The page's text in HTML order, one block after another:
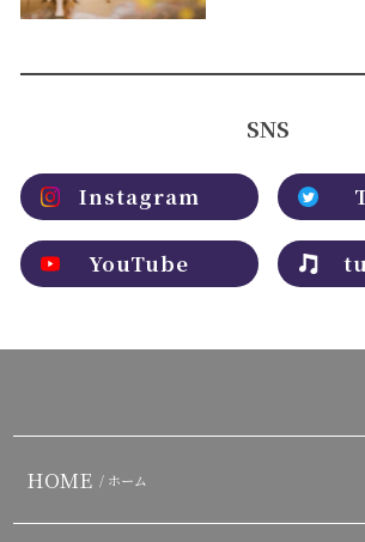
SNS
Instagram
YouTube
HOME / ホーム